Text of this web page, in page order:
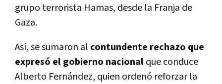
grupo terrorista Hamas, desde la Franja de
Gaza.
Así, se sumaron al contundente rechazo que
expresó el gobierno nacionalque conduce
Alberto Fernández, quien ordenó reforzar la